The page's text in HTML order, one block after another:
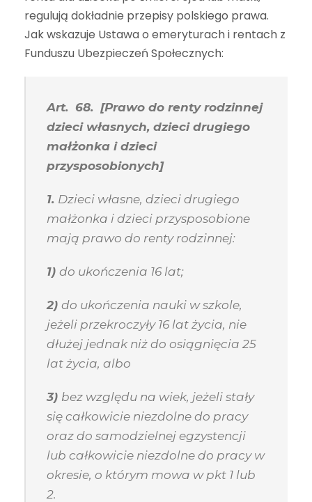
regulują dokładnie przepisy polskiego prawa.
Jak wskazuje Ustawa o emeryturach i rentach z
Funduszu Ubezpieczeń Społecznych:
Art. 68. [Prawo do renty rodzinnej
dzieci własnych, dzieci drugiego
małżonka i dzieci
przysposobionych]
1. Dzieci własne, dzieci drugiego
małżonka i dzieci przysposobione
mają prawo do renty rodzinnej:
1) do ukończenia 16 lat;
2) do ukończenia nauki w szkole,
jeżeli przekroczyły 16 lat życia, nie
dłużej jednak niż do osiągnięcia 25
lat życia, albo
3) bez względu na wiek, jeżeli stały
się całkowicie niezdolne do pracy
oraz do samodzielnej egzystencji
lub całkowicie niezdolne do pracy w
okresie, o którym mowa w pkt 1 lub
2.